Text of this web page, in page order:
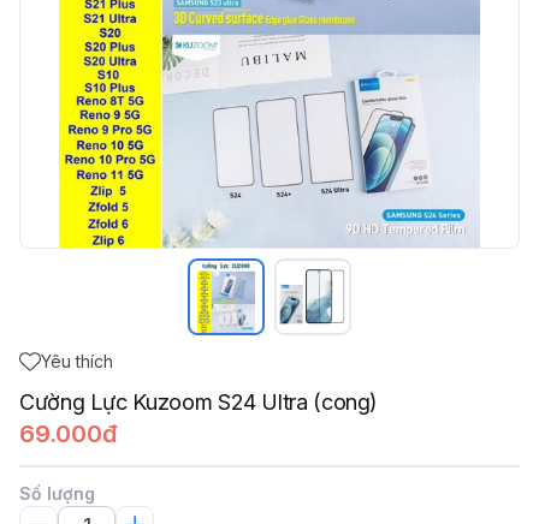
Yêu thích
Cường Lực Kuzoom S24 Ultra (cong)
69.000đ
Số lượng